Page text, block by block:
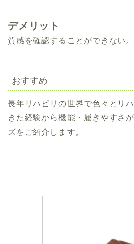
デメリット
質感を確認することができない。
おすすめ
長年リハビリの世界で色々とリ
きた経験から機能・履きやすさ
ズをご紹介します。